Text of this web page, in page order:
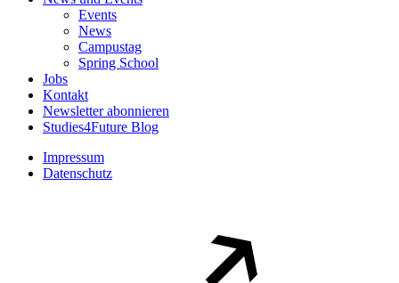
Events
News
Campustag
Spring School
Jobs
Kontakt
Newsletter abonnieren
Studies4Future Blog
Impressum
Datenschutz